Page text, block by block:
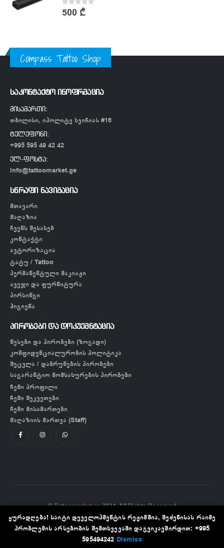
0out of 5
500 ₾
Compass Tattoo Shop
საკონტაქტო ინოფრმაცია
მისამართი:
თბილისი, იპოლიტე ხვიჩიას #16
ტელეფონი:
+995 595 49 42 42
ელ-ფოსტა:
info@tattoomarket.ge
სწრაფი ნავიგაცია
მთავარი
მაღაზია
ჩვენს შესახებ
კონტაქტი
ავტორიზაცია
ტატუ / Tattoo
პერმანენტული მაკიაჟი
ავეჯი და ფურნიტურა
პირსინგი
ჰიგიენა
პირობები და დოკუემნტაცია
წესები და პირობები (ზოგადი)
კონფიდენციალურობის პოლიტიკა
შეცვლა / დაბრუნების პირობები
საგარანტიო მომსახურების პირობები
ჩემი პროფილი
ჩემი შეკვეთები
ჩემი მისამართები
მაღაზიის მართვა (Staff)
© Tattoomarket.ge 2024. All Rights Reserved
ყურადღება! საიტი დეველოპმენტის რეჟიმშია, შეძენისას რაიმე
პრობლემის არსებობის შემთხვევაში დაგვიკავშირდით: +995
595494242 Dismiss